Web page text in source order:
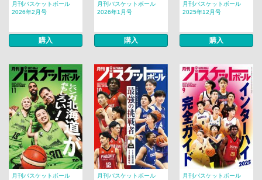
月刊バスケットボール
2026年2月号
購入
月刊バスケットボール
2026年1月号
購入
月刊バスケットボール
2025年12月号
購入
月刊バスケットボール
月刊バスケットボール
月刊バスケットボール